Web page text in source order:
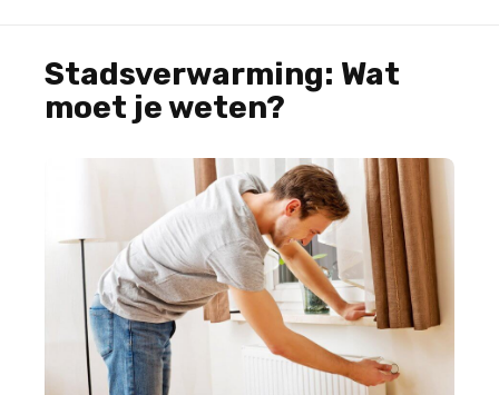
Stadsverwarming: Wat
moet je weten?